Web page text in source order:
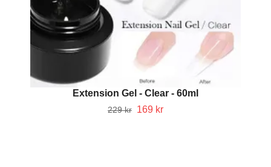
Extension Gel - Clear - 60ml
229 kr 169 kr